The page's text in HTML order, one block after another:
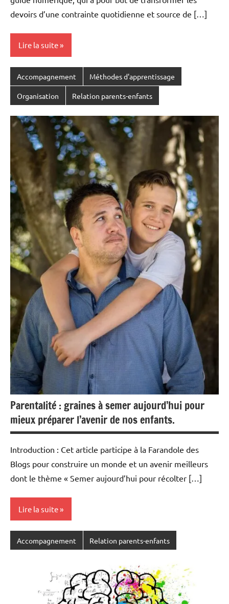
devoirs d’une contrainte quotidienne et source de […]
Lire la suite
Accompagnement Méthodes d'apprentissage
Organisation Relation parents-enfants
Parentalité : graines à semer aujourd’hui pour
mieux préparer l’avenir de nos enfants.
Introduction : Cet article participe à la Farandole des
Blogs pour construire un monde et un avenir meilleurs
dont le thème « Semer aujourd’hui pour récolter […]
Lire la suite
Accompagnement Relation parents-enfants